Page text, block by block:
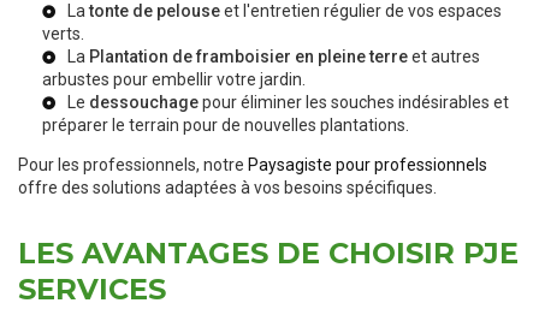
Latonte de pelouseet l'entretien régulier de vos espaces
verts.
La Plantation de framboisier en pleine terreet autres
arbustes pour embellir votre jardin.
Le dessouchagepour éliminer les souches indésirables et
préparer le terrain pour de nouvelles plantations.
Pour les professionnels, notre Paysagiste pour professionnels
offre des solutions adaptées à vos besoins spécifiques.
LES AVANTAGES DE CHOISIR PJE
SERVICES